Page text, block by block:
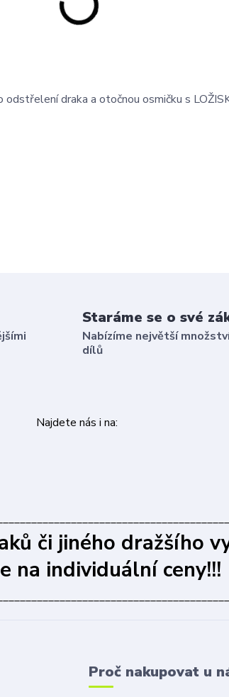
draka a otočnou osmičku s
Staráme se o své
Nabízíme největší
dílů
Najdete nás i na:
či jiného dražšího
na individuální ceny!!!
Proč nakupovat u